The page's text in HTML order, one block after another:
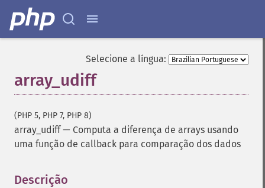
Selecione a língua:
array_udiff
(PHP 5, PHP 7, PHP 8)
array_udiff— Computa a diferença de arrays usando
uma função de callback para comparação dos dados
Descrição